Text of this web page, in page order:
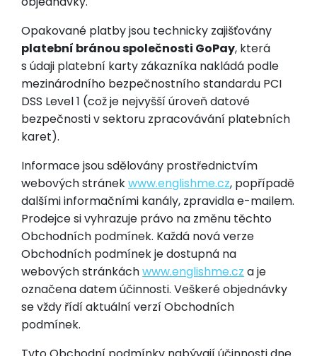
Opakované platby jsou technicky zajišťovány
platební bránou společnosti GoPay, která
s údaji platební karty zákazníka nakládá podle
mezinárodního bezpečnostního standardu PCI
DSS Level 1 (což je nejvyšší úroveň datové
bezpečnosti v sektoru zpracovávání platebních
karet).
Informace jsou sdělovány prostřednictvím
webových stránekwww.englishme.cz, popřípadě
dalšími informačními kanály, zpravidla e-mailem.
Prodejce si vyhrazuje právo na změnu těchto
Obchodních podmínek. Každá nová verze
Obchodních podmínek je dostupná na
webových stránkáchwww.englishme.cz a je
označena datem účinnosti. Veškeré objednávky
se vždy řídí aktuální verzí Obchodních
podmínek.